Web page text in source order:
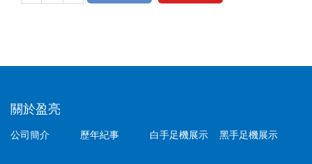
關於盈亮
公司簡介 歷年紀事 白手足機展示 黑手足機展示